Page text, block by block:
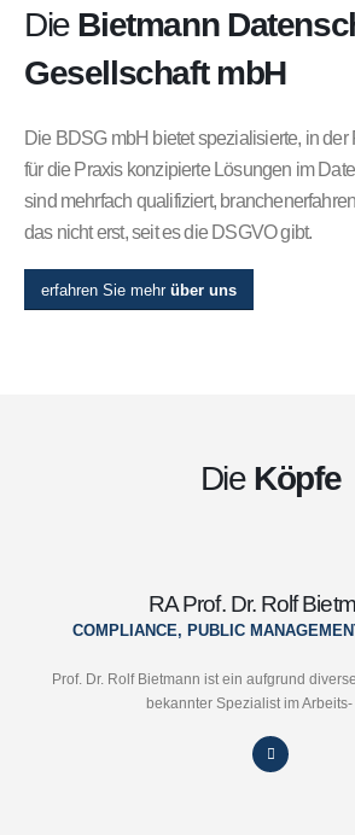
Die Bietmann
Gesellschaft mbH
Die BDSG mbH bietet spezialisierte, in der
für die Praxis konzipierte Lösungen im
sind mehrfach qualifiziert,
das nicht erst, seit es die DSGVO gibt.
erfahren Sie mehr über uns
Die Köpfe
RA Prof. Dr. Rolf
COMPLIANCE, PUBLIC
Prof. Dr. Rolf Bietmann ist ein aufgrund
bekannter Spezialist im Arbeits-